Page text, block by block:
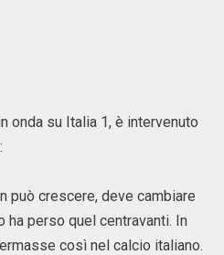
onda su Italia 1, è intervenuto
può crescere, deve cambiare
ha perso quel centravanti. In
così nel calcio italiano.